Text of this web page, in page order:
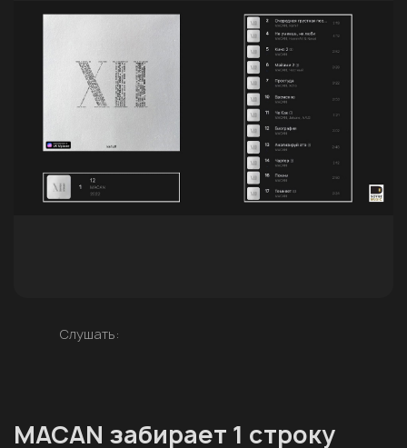
Слушать:
MACAN забирает 1 строку